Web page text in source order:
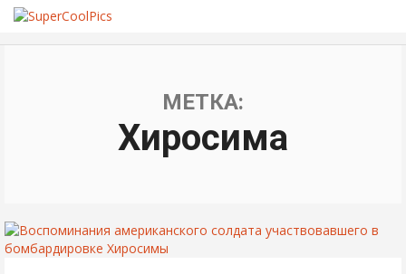
МЕТКА:
Хиросима